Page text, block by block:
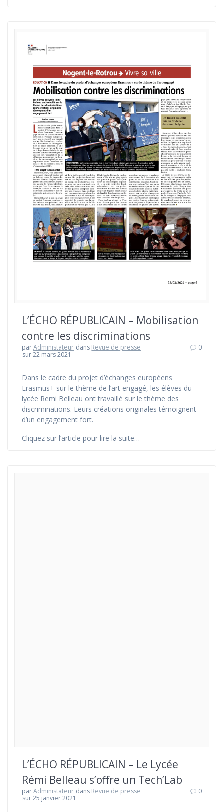
L’ÉCHO RÉPUBLICAIN – Mobilisation
contre les discriminations
parAdministateur dans Revue de presse
sur 22 mars 2021
0
Dans le cadre du projet d’échanges européens
Erasmus+ sur le thème de l’art engagé, les élèves du
lycée Remi Belleau ont travaillé sur le thème des
discriminations. Leurs créations originales témoignent
d’un engagement fort.
Cliquez sur l’article pour lire la suite…
L’ÉCHO RÉPUBLICAIN – Le Lycée
Rémi Belleau s’offre un Tech’Lab
parAdministateur dans Revue de presse
sur 25 janvier 2021
0